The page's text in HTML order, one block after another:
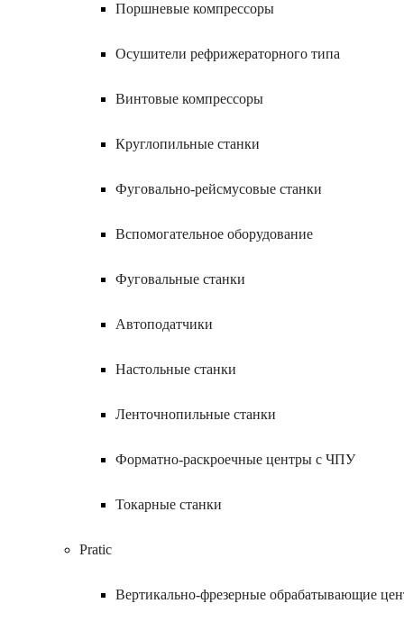
Поршневые компрессоры
Осушители рефрижераторного типа
Винтовые компрессоры
Круглопильные станки
Фуговально-рейсмусовые станки
Вспомогательное оборудование
Фуговальные станки
Автоподатчики
Настольные станки
Ленточнопильные станки
Форматно-раскроечные центры с ЧПУ
Токарные станки
Pratic
Вертикально-фрезерные обрабатывающие